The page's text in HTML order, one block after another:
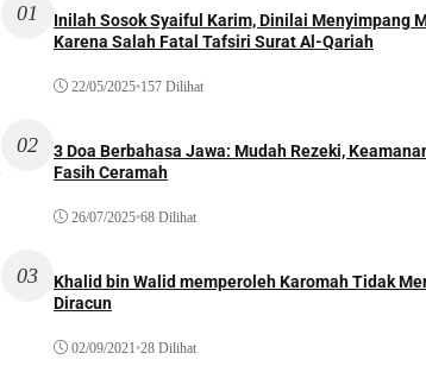
01
Inilah Sosok Syaiful Karim, Dinilai Menyimpang
Karena Salah Fatal Tafsiri Surat Al-Qariah
22/05/2025•157 Dilihat
02
3 Doa Berbahasa Jawa: Mudah Rezeki,
Fasih Ceramah
26/07/2025•68 Dilihat
03
Khalid bin Walid memperoleh Karomah Tidak
Diracun
02/09/2021•28 Dilihat